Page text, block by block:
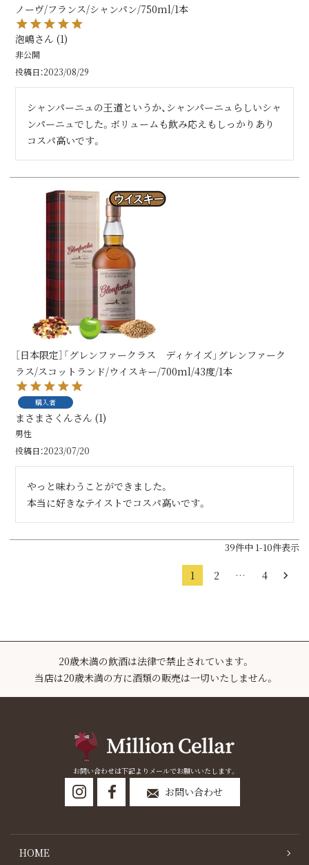
ノーヴ/フランス/シャンパン/750ml/1本
泡嶋 1
非公開
投稿日 2023/08/29
シャンパーニュの王道というか、シャンパーニュらしいシャ
ンパーニュでした。ボリュームも飲み応えもしっかりあり
コスパ高いです。
［日本限定］「グレンファークラス ディケイズ」グレンファーク
ラス/スコットランド/ウイスキー/700ml/43度/1本
購入者
まさまさくん 1
男性
投稿日 2023/07/20
やっと味わうことができました。
本当に好きなテイストでコスパ高いです。
39件中 1-10件表示
1 2 … 4
20歳未満の飲酒は法律で禁止されています。
当店は20歳未満の方に酒類の販売は一切いたしません。
お問い合わせは下記よりメールでお願いいたします。
お問い合わせ
HOME